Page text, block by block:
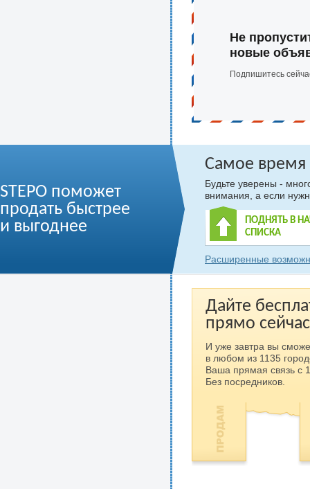
Не
новые
Подпишитесь
STEPO поможет
продать быстрее
и выгоднее
Самое время
Будьте уверены -
внимания, а если
ПОДНЯТЬ В
СПИСКА
Расширенные
Дайте
прямо
И уже завтра вы
в любом из 1135
Ваша прямая связь с
Без посредников.